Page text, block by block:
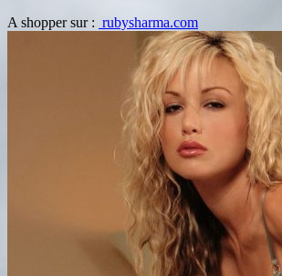
A shopper sur : rubysharma.com